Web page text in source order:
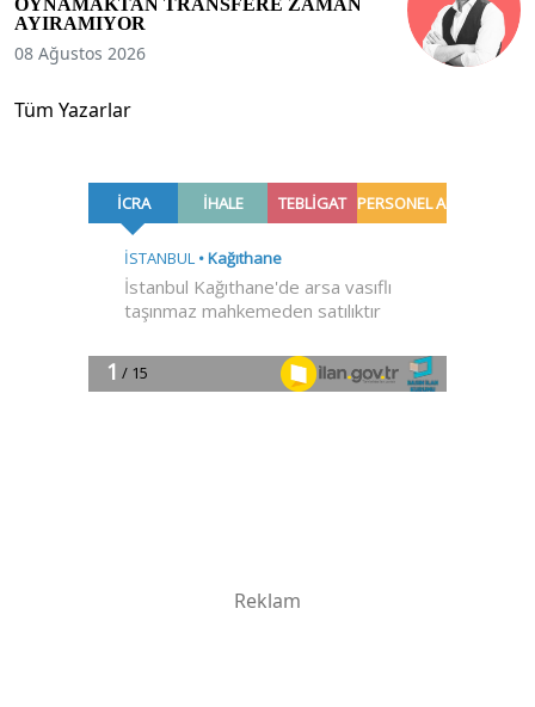
OYNAMAKTAN TRANSFERE ZAMAN
AYIRAMIYOR
08 Ağustos 2026
Tüm Yazarlar